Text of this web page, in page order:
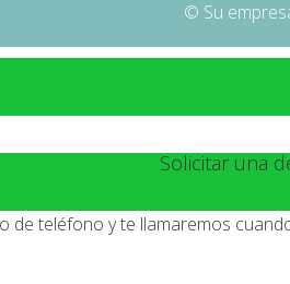
© Su
Solicitar una
de teléfono y te llamaremos